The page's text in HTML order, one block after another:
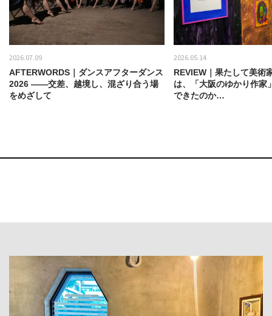
2026.07.09
AFTERWORDS｜ダンスアフターダンス
2026 ——交差、越境し、混ざり合う場
をめざして
2026.05.14
REVIEW｜果たして美術
は、「大阪のゆかり作家
できたのか…